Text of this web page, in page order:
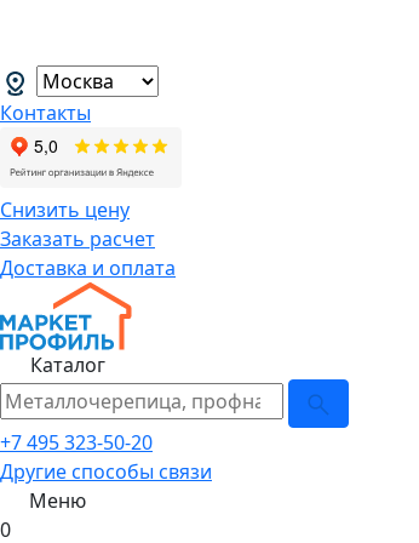
Контакты
Снизить цену
Заказать расчет
Доставка и оплата
Каталог
+7 495 323-50-20
Другие способы связи
Меню
0